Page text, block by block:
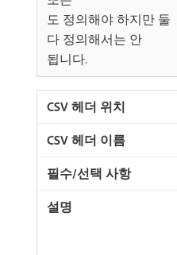
도 정의해야 하지만 둘
다 정의해서는 안
됩니다.